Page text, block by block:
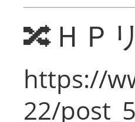
🔀ＨＰ
https://
22/